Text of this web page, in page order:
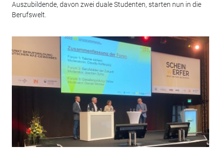
Auszubildende, davon zwei duale Studenten, starten nun in die
Berufswelt.